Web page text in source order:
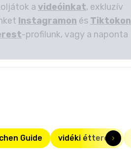
a videóinkat, exkluzív
Instagramon és Tiktokon
-profilunk, vagy a naponta
Guide vidéki étterem